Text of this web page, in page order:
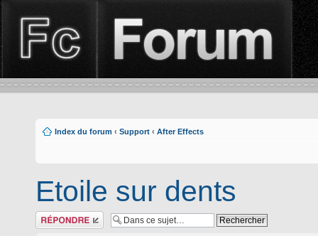
Index du forum ‹ Support ‹ After Effects
Etoile sur dents
Répondre